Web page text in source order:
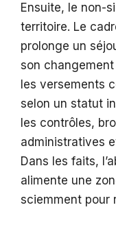
Ensuite, le non-
territoire. Le
prolonge un
son
les versements
selon un statut
les contrôles,
administratives
Dans les faits,
alimente une
sciemment pour